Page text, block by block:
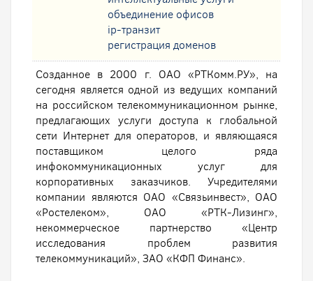
oбъединение офисов
ip-транзит
регистрация доменов
Созданное в 2000 г. ОАО «РТКомм.РУ», на
сегодня является одной из ведущих компаний
на российском телекоммуникационном рынке,
предлагающих услуги доступа к глобальной
сети Интернет для операторов, и являющаяся
поставщиком целого ряда
инфокоммуникационных услуг для
корпоративных заказчиков. Учредителями
компании являются ОАО «Связьинвест», ОАО
«Ростелеком», ОАО «РТК-Лизинг»,
некоммерческое партнерство «Центр
исследования проблем развития
телекоммуникаций», ЗАО «КФП Финанс».